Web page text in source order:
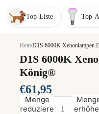
Top-Liste Top-
Hem/D1S 6000K Xenonlampen
D1S 6000K
König®
€61,95
Menge
reduzieren